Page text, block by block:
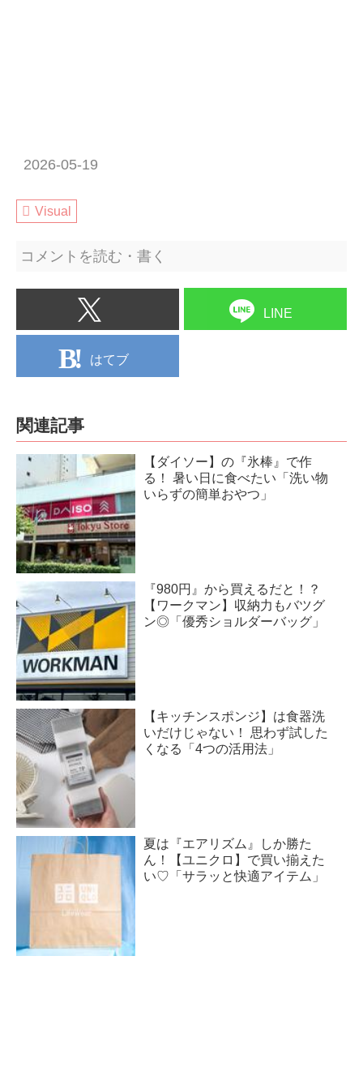
2026-05-19
Visual
コメントを読む・書く
LINE
はてブ
関連記事
【ダイソー】の『氷棒』で作
る！ 暑い日に食べたい「洗い物
いらずの簡単おやつ」
『980円』から買えるだと！？
【ワークマン】収納力もバツグ
ン◎「優秀ショルダーバッグ」
【キッチンスポンジ】は食器洗
いだけじゃない！ 思わず試した
くなる「4つの活用法」
夏は『エアリズム』しか勝た
ん！【ユニクロ】で買い揃えた
い♡「サラッと快適アイテム」